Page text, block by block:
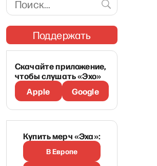
Поддержать
Скачайте приложение,
чтобы слушать «Эхо»
Apple
Google
Купить мерч «Эха»:
В Европе